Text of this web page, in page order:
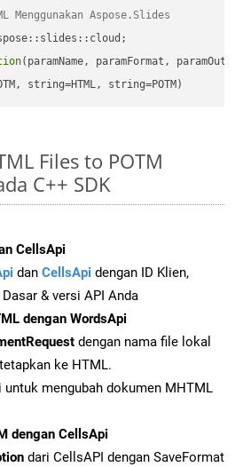
Menggunakan Aspose.Slides
(paramName, paramFormat,
string=HTML, string=POTM)
Files to POTM
C++ SDK
CellsApi
dan CellsApi dengan ID Klien,
& versi API Anda
dengan WordsApi
dengan nama file lokal
ke HTML.
untuk mengubah dokumen MHTML
dengan CellsApi
dari CellsAPI dengan SaveFormat